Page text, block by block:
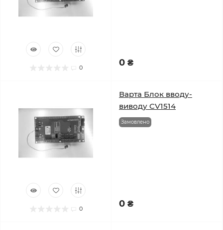
0 0 ₴
0
Варта Блок вводу-
виводу CV1514
Замовлено
0 ₴